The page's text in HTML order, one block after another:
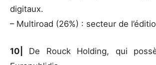
digitaux.
– Multiroad (26%) : secteur de
10|
De Rouck Holding, qui